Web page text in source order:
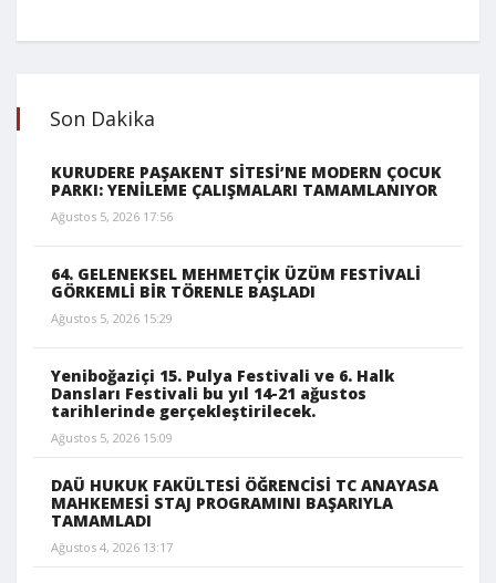
Son Dakika
KURUDERE PAŞAKENT SİTESİ’NE MODERN ÇOCUK
PARKI: YENİLEME ÇALIŞMALARI TAMAMLANIYOR
Ağustos 5, 2026 17:56
64. GELENEKSEL MEHMETÇİK ÜZÜM FESTİVALİ
GÖRKEMLİ BİR TÖRENLE BAŞLADI
Ağustos 5, 2026 15:29
Yeniboğaziçi 15. Pulya Festivali ve 6. Halk
Dansları Festivali bu yıl 14-21 ağustos
tarihlerinde gerçekleştirilecek.
Ağustos 5, 2026 15:09
DAÜ HUKUK FAKÜLTESİ ÖĞRENCİSİ TC ANAYASA
MAHKEMESİ STAJ PROGRAMINI BAŞARIYLA
TAMAMLADI
Ağustos 4, 2026 13:17